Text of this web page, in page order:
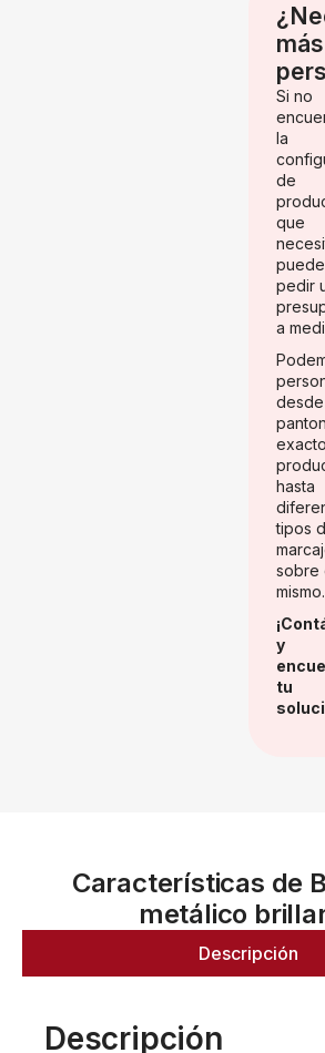
más
Si no
la
de
que
pedir
a
hasta
tipos
sobre
mismo.
y
tu
Características de
metálico
Descripción
Descripción